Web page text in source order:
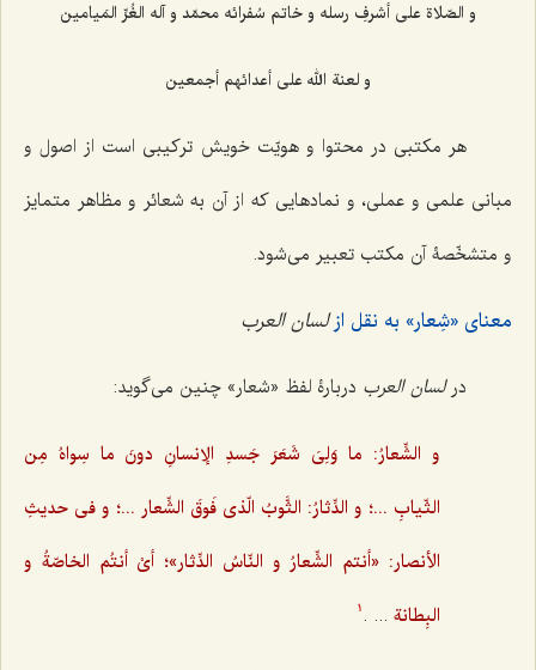
و الصّلاة علی أشرفِ رسله و خاتم سُفرائه محمّد و آله الغُرِّ المَیامین
و لعنة الله علی أعدائهم أجمعین
هر مکتبی در محتوا و هویّت خویش ترکیبی است از اصول و
مبانی علمی و عملی، و نمادهایی که از آن به شعائر و مظاهر متمایز
و متشخّصۀ آن مکتب تعبیر می‌شود.
معنای «شِعار» به نقل ازلسان العرب
درلسان العرب دربارۀ لفظ «شعار» چنین می‌گوید:
و الشِّعارُ: ما وَلِیَ شَعَرَ جَسدِ الإنسانِ دونَ ما سِواهُ مِن
الثّیابِ ...؛ و الدِّثارُ: الثَّوبُ الّذی فَوقَ الشِّعار ...؛ و فی حدیثِ
الأنصار: «أنتم الشِّعارُ و النّاسُ الدِّثار»؛ أیْ أنتُم الخاصّةُ و
البِطانة ... .
1